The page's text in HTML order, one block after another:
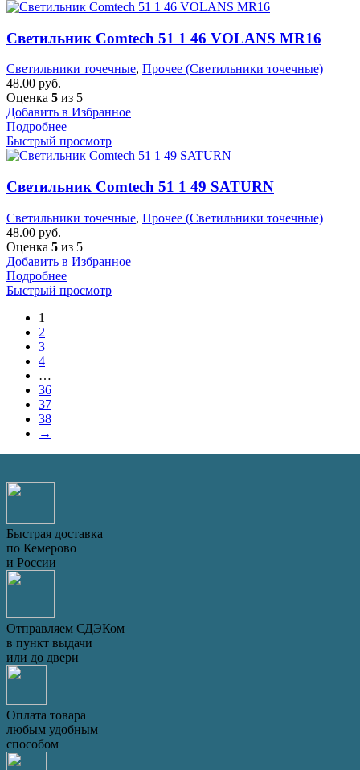
Светильник Comtech 51 1 46 VOLANS MR16
Светильники точечные, Прочее (Светильники точечные)
48.00 руб.
Оценка 5 из 5
Добавить в Избранное
Подробнее
Быстрый просмотр
Светильник Comtech 51 1 49 SATURN
Светильники точечные, Прочее (Светильники точечные)
48.00 руб.
Оценка 5 из 5
Добавить в Избранное
Подробнее
Быстрый просмотр
1
2
3
4
…
36
37
38
→
Быстрая доставка
по Кемерово
и России
Отправляем СДЭКом
в пункт выдачи
или до двери
Оплата товара
любым удобным
способом